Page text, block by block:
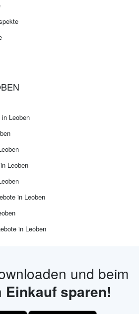
Leoben
Leoben
in Leoben
in Leoben
und beim
Einkauf sparen!